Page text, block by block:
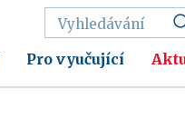
Pro vyučující